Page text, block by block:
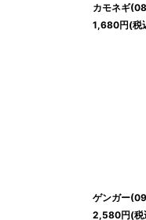
カモネギ
1,680円(税
ゲンガー
2,580円(税